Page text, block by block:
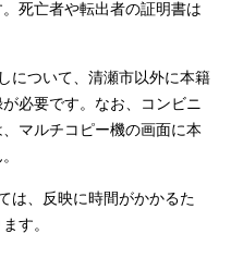
死亡者や転出者の証明書は
ついて、清瀬市以外に本籍
必要です。なお、コンビニ
マルチコピー機の画面に本
、反映に時間がかかるた
す。